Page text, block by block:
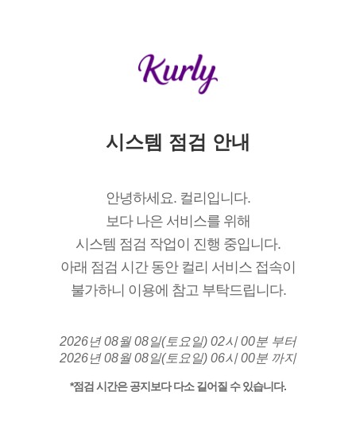
시스템 점검 안내
안녕하세요. 컬리입니다.
보다 나은 서비스를 위해
시스템 점검 작업이 진행 중입니다.
아래 점검 시간 동안 컬리 서비스 접속이
불가하니 이용에 참고 부탁드립니다.
2026년 08월 08일(토요일) 02시 00분 부터
2026년 08월 08일(토요일) 06시 00분 까지
*점검 시간은 공지보다 다소 길어질 수 있습니다.